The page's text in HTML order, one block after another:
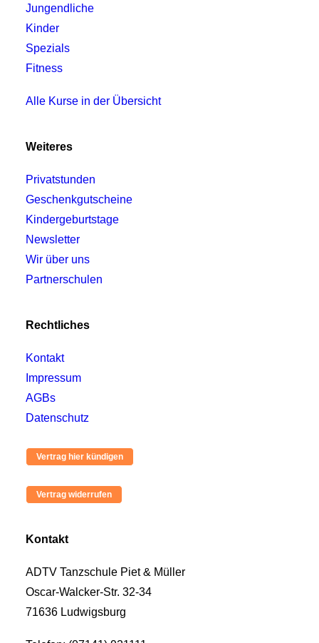
Jungendliche
Kinder
Spezials
Fitness
Alle Kurse in der Übersicht
Weiteres
Privatstunden
Geschenkgutscheine
Kindergeburtstage
Newsletter
Wir über uns
Partnerschulen
Rechtliches
Kontakt
Impressum
AGBs
Datenschutz
Kontakt
ADTV Tanzschule Piet & Müller
Oscar-Walcker-Str. 32-34
71636 Ludwigsburg